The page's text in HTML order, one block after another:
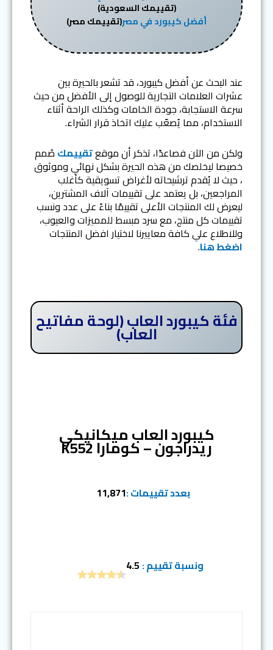
(تقييمك السعودية)
أفضل كيبورد في مصر(تقييمك مصر)
عند البحث عن أفضل كيبورد، قد تشعر بالحيرة بين
عشرات العلامات التجارية للوصول إلى الأفضل من حيث
سرعة الاستجابة، جودة الخامات وكذلك الراحة أثناء
الاستخدام، مما يُصعّب عليك اتخاذ قرار الشراء.
ولكن من الآن فصاعدًا، تذكر أن موقعتقييمك صُمم
خصيصا ليخلصك من هذه الحيرة بشكل نهائي وموثوق
، حيث لا يُقدم ترشيحاته لأغراض تسويقية كأغلب
المراجعين، بل يعتمد على تقييمات آلاف المشترين،
ليعرض لك المنتجات الأعلى تقييمًا بناءً على عدد ونسب
تقييمات كل منتج، مع سرد مبسط للمميزات والعيوب،
وللاطلاع علي كافة معاييرنا لاختيار افضل المنتجات
اضغط هنا.
فئة كيبورد العاب (لوحة مفاتيح
العاب)
كيبورد العاب ميكانيكي
ريدراجون – كومارا K552
بعدد تقييمات :11,871
ونسبة تقييم :4.5